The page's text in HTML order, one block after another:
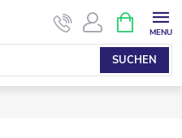
SUCHEN